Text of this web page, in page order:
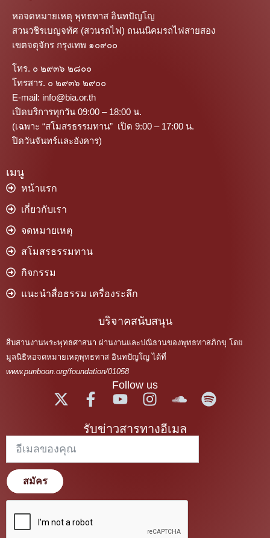
หอจดหมายเหตุ พุทธทาส อินทปัญโญ
สวนวชิรเบญจทัศ (สวนรถไฟ) ถนนนิคมรถไฟสายสอง
เขตจตุจักร กรุงเทพ ๑๐๙๐๐
โทร. ๐ ๒๙๓๖ ๒๘๐๐
โทรสาร. ๐ ๒๙๓๖ ๒๙๐๐
E-mail: info@bia.or.th
เปิดบริการทุกวัน 09:00 – 18:00 น.
(เฉพาะ “สโมสรธรรมทาน” เปิด 9:00 – 17:00 น.
ปิดวันจันทร์และอังคาร)
เมนู
หน้าแรก
เกี่ยวกับเรา
จดหมายเหตุ
สโมสรธรรมทาน
กิจกรรม
แนะนำสื่อธรรม เครื่องระลึก
บริจาคสนับสนุน
สืบสานงานพระพุทธศาสนา ผ่านงานและปณิธานของพุทธทาสภิกขุ โดย
มูลนิธิหอจดหมายเหตุพุทธทาส อินทปัญโญ ได้ที่
www.punboon.org/foundation/01058
Follow us
รับข่าวสารทางอีเมล
สมัคร